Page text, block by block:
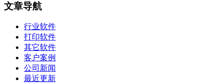
文章导航
行业软件
打印软件
其它软件
客户案例
公司新闻
最近更新